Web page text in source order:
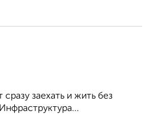
заехать и жить без